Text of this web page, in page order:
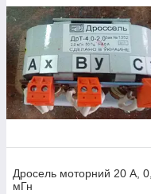
Дросель моторний 20 А,
мГн